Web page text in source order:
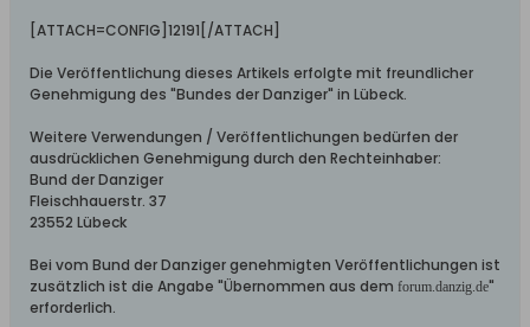
[ATTACH=CONFIG]12191[/ATTACH]
Die Veröffentlichung dieses Artikels erfolgte mit freundlicher
Genehmigung des "Bundes der Danziger" in Lübeck.
Weitere Verwendungen / Veröffentlichungen bedürfen der
ausdrücklichen Genehmigung durch den Rechteinhaber:
Bund der Danziger
Fleischhauerstr. 37
23552 Lübeck
Bei vom Bund der Danziger genehmigten Veröffentlichungen ist
zusätzlich ist die Angabe "Übernommen aus dem forum.danzig.de"
erforderlich.